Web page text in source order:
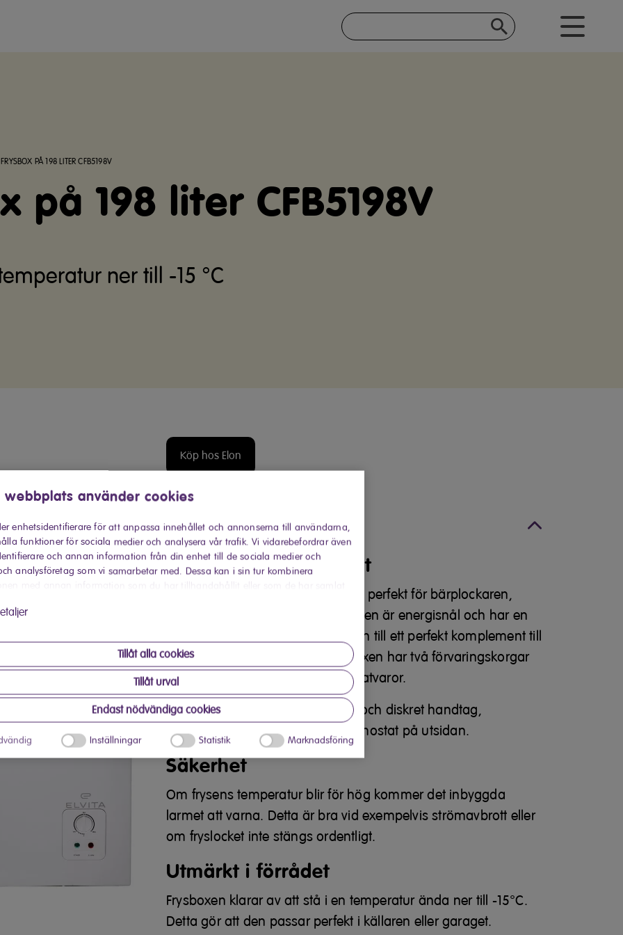
webbplats använder cookies
enhetsidentifierare för att anpassa innehållet och annonserna till användarna,
funktioner för sociala medier och analysera vår trafik. Vi vidarebefordrar även
och annan information från din enhet till de sociala medier och
analysföretag som vi samarbetar med. Dessa kan i sin tur kombinera
Tillåt alla cookies
Tillåt urval
Endast nödvändiga cookies
Inställningar Statistik Marknadsföring
FRYSBOX PÅ 198 LITER CFB5198V
på 198 liter CFB5198V
ner till -15 °C
Köp hos Elon
Hitta din närmaste Elon-butik
Produktinformation
För det stora hushållet
Frysboxen CFB5198V från Elvita är perfekt för bärplockaren,
jägaren och den stora familjen. Den är energisnål och har en
kapacitet på 198 liter vilket gör den till ett perfekt komplement till
den vanliga frysen i köket. Frysboxen har två förvaringskorgar
som gör det lätt att organisera matvaror.
Den vita boxen har ett integrerat och diskret handtag,
kontrollampor och en steglös termostat på utsidan.
Säkerhet
Om frysens temperatur blir för hög kommer det inbyggda
larmet att varna. Detta är bra vid exempelvis strömavbrott eller
om fryslocket inte stängs ordentligt.
Utmärkt i förrådet
Frysboxen klarar av att stå i en temperatur ända ner till -15°C.
Detta gör att den passar perfekt i källaren eller garaget.